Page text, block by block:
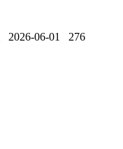
2026-06-01 276